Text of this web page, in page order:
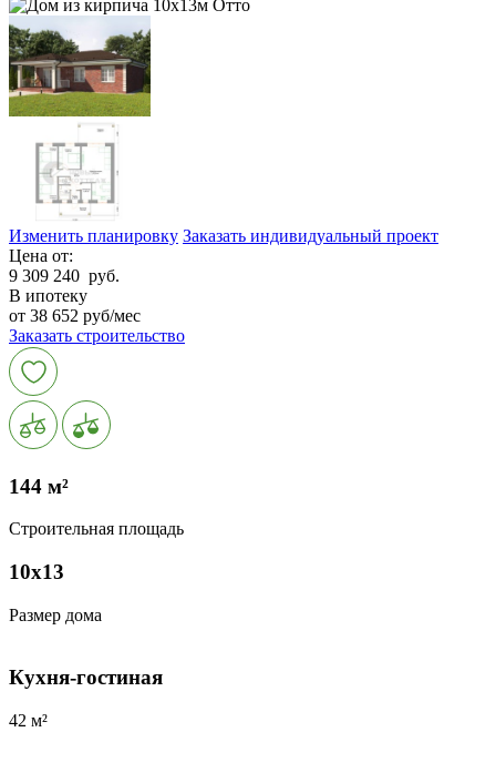
Изменить планировку Заказать индивидуальный проект
Цена от:
9 309 240 руб.
В ипотеку
от 38 652 руб/мес
Заказать строительство
144 м²
Строительная площадь
10х13
Размер дома
Кухня-гостиная
42 м²